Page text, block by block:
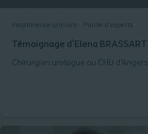
Incontinence urinaire Parole d’experts
Témoignage d'Elena BRASSART
Chirurgien urologue au CHU d'Angers.